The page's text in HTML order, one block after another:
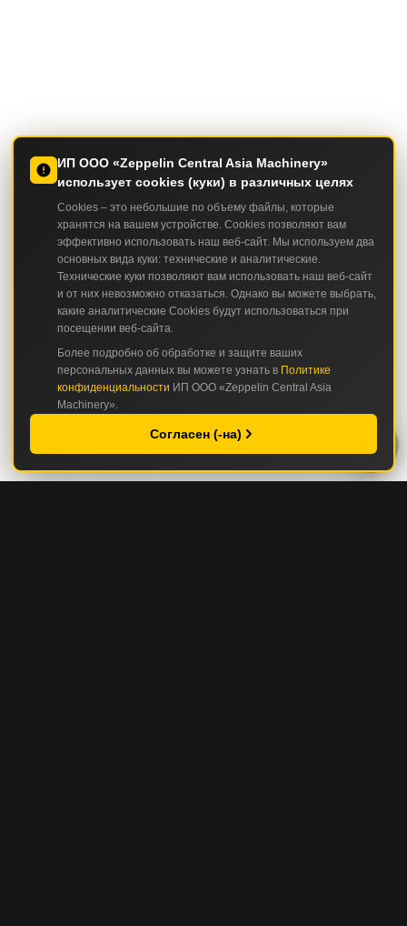
ИП ООО «Zeppelin Central Asia Machinery»
использует cookies (куки) в различных целях
Cookies – это небольшие по объему файлы, которые
хранятся на вашем устройстве. Cookies позволяют вам
эффективно использовать наш веб-сайт. Мы используем два
основных вида куки: технические и аналитические.
Технические куки позволяют вам использовать наш веб-сайт
и от них невозможно отказаться. Однако вы можете выбрать,
какие аналитические Cookies будут использоваться при
посещении веб-сайта.
Более подробно об обработке и защите ваших
персональных данных вы можете узнать в Политике
конфиденциальности ИП ООО «Zeppelin Central Asia
Machinery».
Согласен (-на)